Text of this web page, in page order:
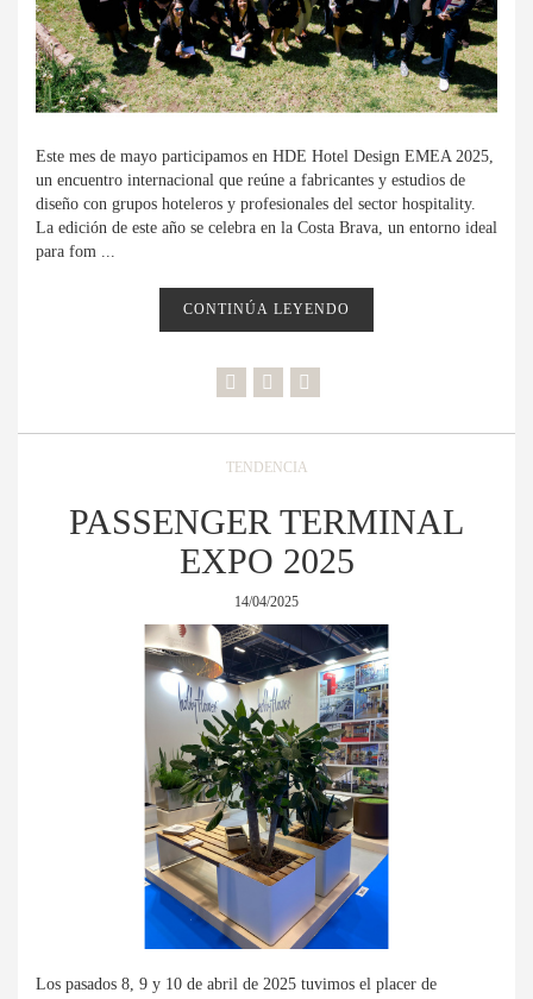
Este mes de mayo participamos en HDE Hotel Design EMEA 2025,
un encuentro internacional que reúne a fabricantes y estudios de
diseño con grupos hoteleros y profesionales del sector hospitality.
La edición de este año se celebra en la Costa Brava, un entorno ideal
para fom ...
CONTINÚA LEYENDO
TENDENCIA
PASSENGER TERMINAL
EXPO 2025
14/04/2025
Los pasados 8, 9 y 10 de abril de 2025 tuvimos el placer de